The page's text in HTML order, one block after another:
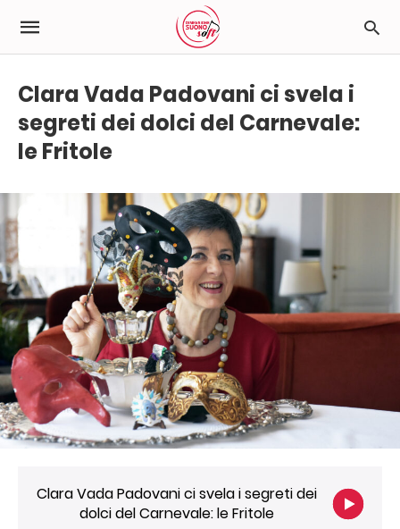
Clara Vada Padovani ci svela i
segreti dei dolci del Carnevale:
le Fritole
Clara Vada Padovani ci svela i segreti dei
dolci del Carnevale: le Fritole